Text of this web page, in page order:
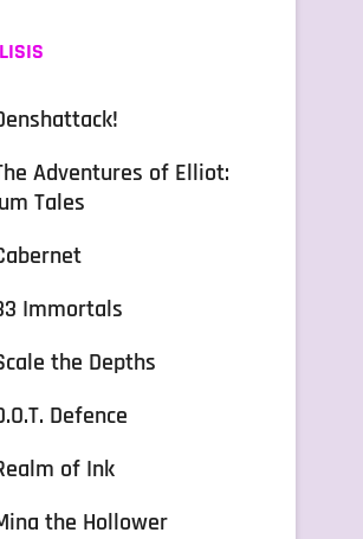
Adventures of Elliot:
Tales
Immortals
the Depths
Defence
of Ink
the Hollower